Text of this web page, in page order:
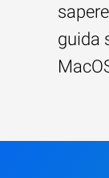
guida